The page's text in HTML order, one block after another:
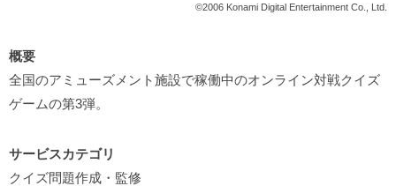
©2006 Konami Digital Entertainment Co., Ltd.
概要
全国のアミューズメント施設で稼働中のオンライン対戦クイズ
ゲームの第3弾。
サービスカテゴリ
クイズ問題作成・監修